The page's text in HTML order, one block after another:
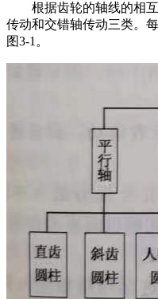
根据齿轮的轴线的相
传动和交错轴传动三类。
图3-1。